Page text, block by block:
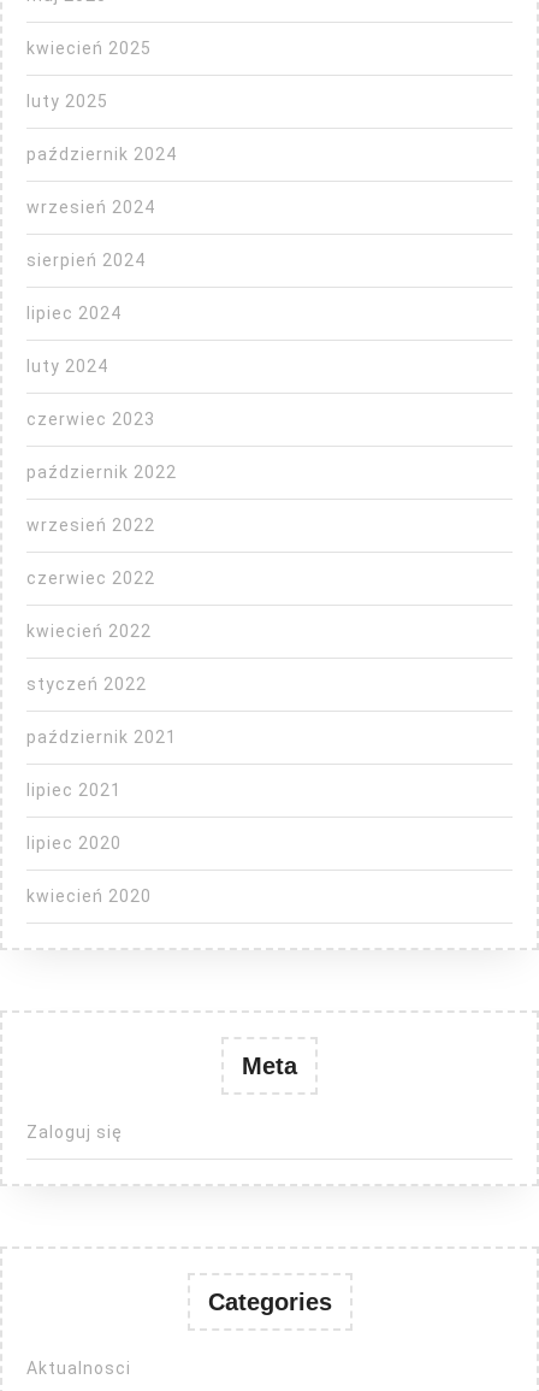
kwiecień 2025
luty 2025
październik 2024
wrzesień 2024
sierpień 2024
lipiec 2024
luty 2024
czerwiec 2023
październik 2022
wrzesień 2022
czerwiec 2022
kwiecień 2022
styczeń 2022
październik 2021
lipiec 2021
lipiec 2020
kwiecień 2020
Meta
Zaloguj się
Categories
Aktualnosci